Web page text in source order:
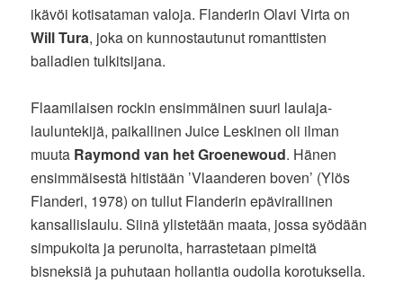
ikävöi kotisataman valoja. Flanderin Olavi Virta on
Will Tura, joka on kunnostautunut romanttisten
balladien tulkitsijana.
Flaamilaisen rockin ensimmäinen suuri laulaja-
lauluntekijä, paikallinen Juice Leskinen oli ilman
muuta Raymond van het Groenewoud. Hänen
ensimmäisestä hitistään ’Vlaanderen boven’ (Ylös
Flanderi, 1978) on tullut Flanderin epävirallinen
kansallislaulu. Siinä ylistetään maata, jossa syödään
simpukoita ja perunoita, harrastetaan pimeitä
bisneksiä ja puhutaan hollantia oudolla korotuksella.